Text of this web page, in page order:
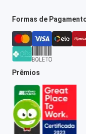
Formas de
Prêmios